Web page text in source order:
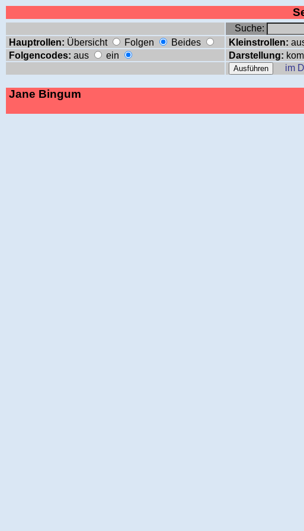
Suche:
Hauptrollen: Übersicht Folgen Beides Kleinstrollen:
Folgencodes: aus ein Darstellung:
im
Jane Bingum